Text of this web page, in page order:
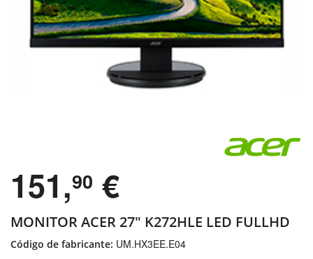
151,90 €
MONITOR ACER 27″ K272HLE LED FULLHD
Código de fabricante: UM.HX3EE.E04